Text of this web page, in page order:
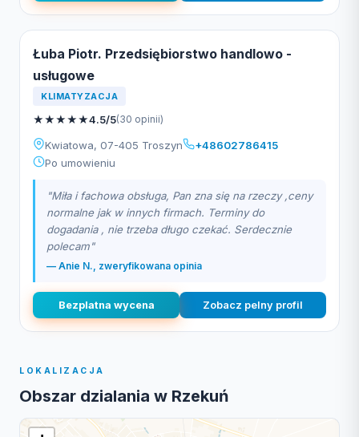
Łuba Piotr. Przedsiębiorstwo handlowo -
usługowe
KLIMATYZACJA
★★★★★4.5/5(30 opinii)
Kwiatowa, 07-405 Troszyn
+48602786415
Po umowieniu
"Miła i fachowa obsługa, Pan zna się na rzeczy ,ceny
normalne jak w innych firmach. Terminy do
dogadania , nie trzeba długo czekać. Serdecznie
polecam"
— Anie N., zweryfikowana opinia
Bezplatna wycena Zobacz pelny profil
LOKALIZACJA
Obszar dzialania w Rzekuń